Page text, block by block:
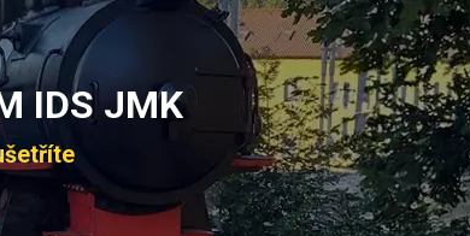
IDS JMK